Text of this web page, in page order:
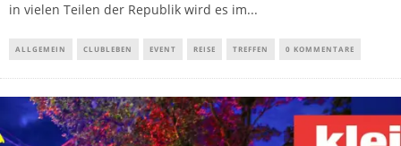
in vielen Teilen der Republik wird es im...
ALLGEMEIN CLUBLEBEN EVENT REISE TREFFEN 0 KOMMENTARE